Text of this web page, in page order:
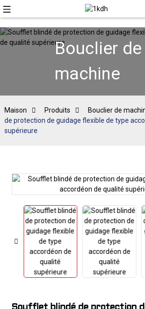
Bouclier de
machine
Maison Produits Bouclier de
de protection de guidage flexible de type
supérieure